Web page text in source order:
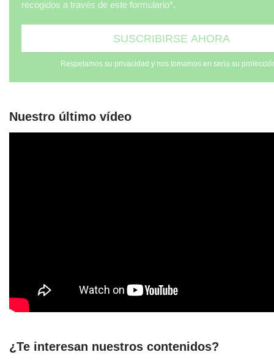
recogidos a través de este formulario*.
Respetamos su privacidad y nos tomamos en serio su
Nuestro último vídeo
¿Te interesan nuestros contenidos?